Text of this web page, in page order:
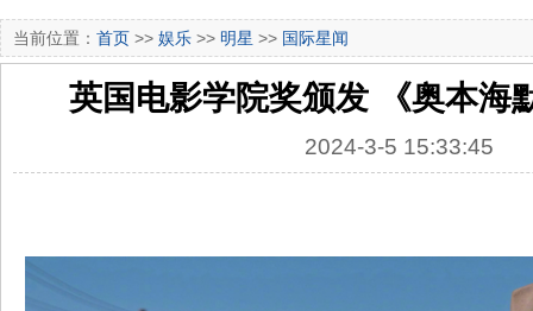
当前位置： 首页 >> 娱乐 >> 明星 >> 国际星闻
英国电影学院奖颁发 《奥本海
2024-3-5 15:33:45